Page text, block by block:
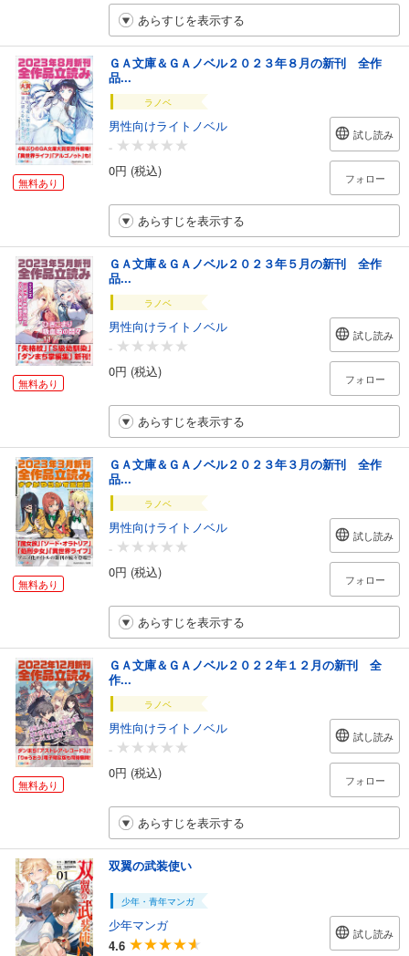
あらすじを表示する
無料あり
ＧＡ文庫＆ＧＡノベル２０２３年８月の新刊 全作
品...
ラノベ
男性向けライトノベル
-
0円 (税込)
試し読み
フォロー
あらすじを表示する
無料あり
ＧＡ文庫＆ＧＡノベル２０２３年５月の新刊 全作
品...
ラノベ
男性向けライトノベル
-
0円 (税込)
試し読み
フォロー
あらすじを表示する
無料あり
ＧＡ文庫＆ＧＡノベル２０２３年３月の新刊 全作
品...
ラノベ
男性向けライトノベル
-
0円 (税込)
試し読み
フォロー
あらすじを表示する
無料あり
ＧＡ文庫＆ＧＡノベル２０２２年１２月の新刊 全
作...
ラノベ
男性向けライトノベル
-
0円 (税込)
試し読み
フォロー
あらすじを表示する
双翼の武装使い
少年・青年マンガ
少年マンガ
4.6
試し読み